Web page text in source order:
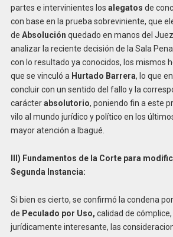
partes e intervinientes los alegatos de
con base en la prueba sobreviniente, que
de Absolución quedado en manos del
analizar la reciente decisión de la Sala
con lo resultado ya conocidos, los mismos
que se vinculó a Hurtado Barrera, lo que
concluir con un sentido del fallo y la
carácterabsolutorio, poniendo fin a este
vilo al mundo jurídico y político en los
mayor atención a Ibagué.
III) Fundamentos de la Corte para
Segunda Instancia:
Si bien es cierto, se confirmó la condena
de Peculado por Uso, calidad de
jurídicamente interesante, las